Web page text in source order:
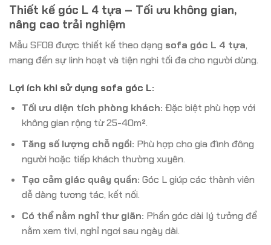
Thiết kế góc L 4 tựa – Tối ưu không gian,
nâng cao trải nghiệm
Mẫu SF08 được thiết kế theo dạng sofa góc L 4 tựa,
mang đến sự linh hoạt và tiện nghi tối đa cho người dùng.
Lợi ích khi sử dụng sofa góc L:
Tối ưu diện tích phòng khách: Đặc biệt phù hợp với
không gian rộng từ 25-40m².
Tăng số lượng chỗ ngồi: Phù hợp cho gia đình đông
người hoặc tiếp khách thường xuyên.
Tạo cảm giác quây quần: Góc L giúp các thành viên
dễ dàng tương tác, kết nối.
Có thể nằm nghỉ thư giãn: Phần góc dài lý tưởng để
nằm xem tivi, nghỉ ngơi sau ngày dài.